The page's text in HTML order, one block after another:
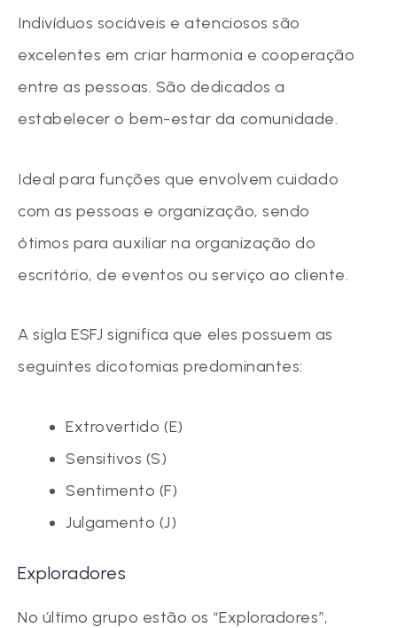
Indivíduos sociáveis e atenciosos são
excelentes em criar harmonia e cooperação
entre as pessoas. São dedicados a
estabelecer o bem-estar da comunidade.
Ideal para funções que envolvem cuidado
com as pessoas e organização, sendo
ótimos para auxiliar na organização do
escritório, de eventos ou serviço ao cliente.
A sigla ESFJ significa que eles possuem as
seguintes dicotomias predominantes:
Extrovertido (E)
Sensitivos (S)
Sentimento (F)
Julgamento (J)
Exploradores
No último grupo estão os “Exploradores”,